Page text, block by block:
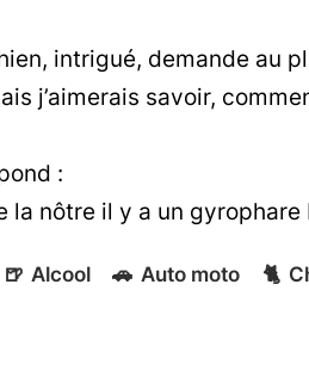
intrigué, demande au
j’aimerais savoir,
:
nôtre il y a un
🍺 Alcool 🚗 Auto moto 🐈